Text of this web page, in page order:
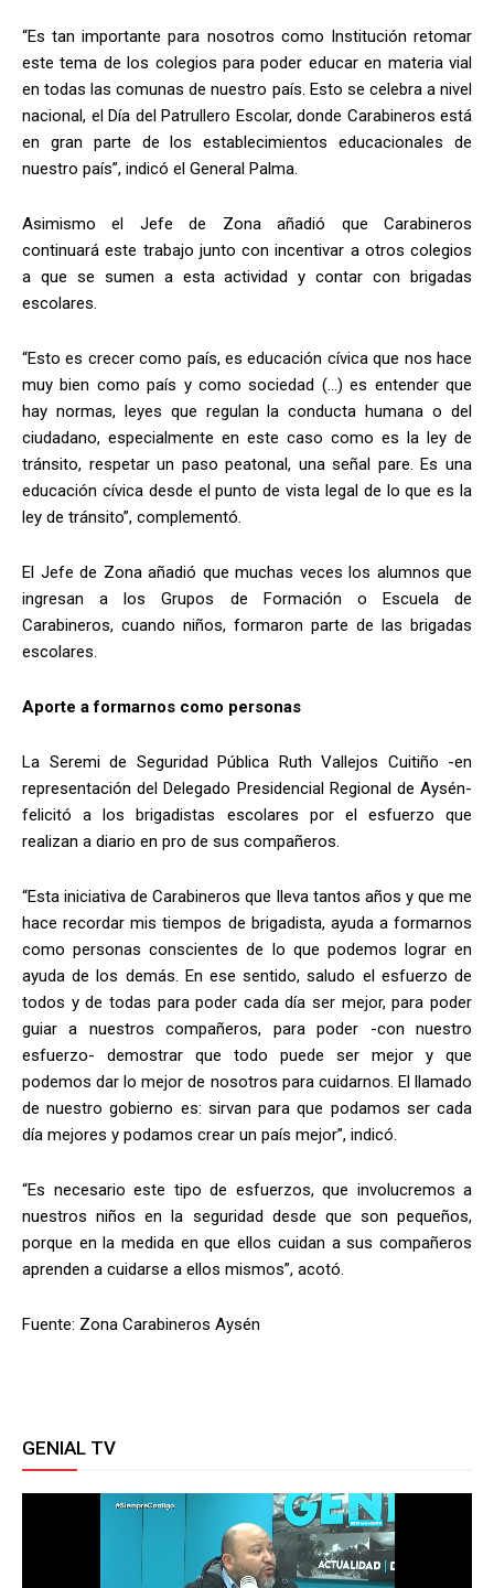
“Es tan importante para nosotros como Institución retomar
este tema de los colegios para poder educar en materia vial
en todas las comunas de nuestro país. Esto se celebra a nivel
nacional, el Día del Patrullero Escolar, donde Carabineros está
en gran parte de los establecimientos educacionales de
nuestro país”, indicó el General Palma.
Asimismo el Jefe de Zona añadió que Carabineros
continuará este trabajo junto con incentivar a otros colegios
a que se sumen a esta actividad y contar con brigadas
escolares.
“Esto es crecer como país, es educación cívica que nos hace
muy bien como país y como sociedad (…) es entender que
hay normas, leyes que regulan la conducta humana o del
ciudadano, especialmente en este caso como es la ley de
tránsito, respetar un paso peatonal, una señal pare. Es una
educación cívica desde el punto de vista legal de lo que es la
ley de tránsito”, complementó.
El Jefe de Zona añadió que muchas veces los alumnos que
ingresan a los Grupos de Formación o Escuela de
Carabineros, cuando niños, formaron parte de las brigadas
escolares.
Aporte a formarnos como personas
La Seremi de Seguridad Pública Ruth Vallejos Cuitiño -en
representación del Delegado Presidencial Regional de Aysén-
felicitó a los brigadistas escolares por el esfuerzo que
realizan a diario en pro de sus compañeros.
“Esta iniciativa de Carabineros que lleva tantos años y que me
hace recordar mis tiempos de brigadista, ayuda a formarnos
como personas conscientes de lo que podemos lograr en
ayuda de los demás. En ese sentido, saludo el esfuerzo de
todos y de todas para poder cada día ser mejor, para poder
guiar a nuestros compañeros, para poder -con nuestro
esfuerzo- demostrar que todo puede ser mejor y que
podemos dar lo mejor de nosotros para cuidarnos. El llamado
de nuestro gobierno es: sirvan para que podamos ser cada
día mejores y podamos crear un país mejor”, indicó.
“Es necesario este tipo de esfuerzos, que involucremos a
nuestros niños en la seguridad desde que son pequeños,
porque en la medida en que ellos cuidan a sus compañeros
aprenden a cuidarse a ellos mismos”, acotó.
Fuente: Zona Carabineros Aysén
GENIAL TV